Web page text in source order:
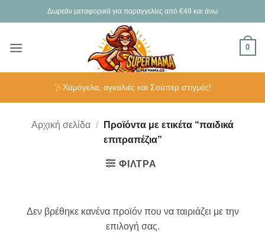
στο
Δωρεάν μεταφορικά για παραγγελίες από €49 και άνω
0
Χαμόγελα, αγκαλιές και Σούπερ στιγμές!
Αρχική σελίδα /
Προϊόντα με ετικέτα “παιδικά
επιτραπέζια”
ΦΊΛΤΡΑ
Δεν βρέθηκε κανένα προϊόν που να ταιριάζει με την
επιλογή σας.